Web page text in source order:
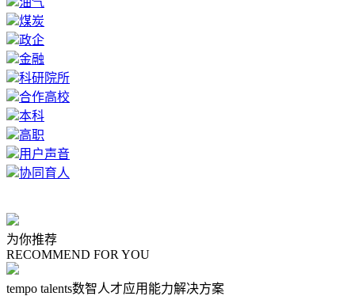
煤炭
政企
金融
科研院所
合作高校
本科
高职
用户声音
协同育人
为你推荐
RECOMMEND FOR YOU
tempo talents数智人才应用能力解决方案